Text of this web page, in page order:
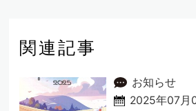
関連記事
お知らせ
2025年07月